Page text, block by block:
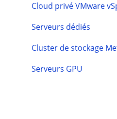
Cloud privé VMware
Serveurs dédiés
Cluster de stockage
Serveurs GPU